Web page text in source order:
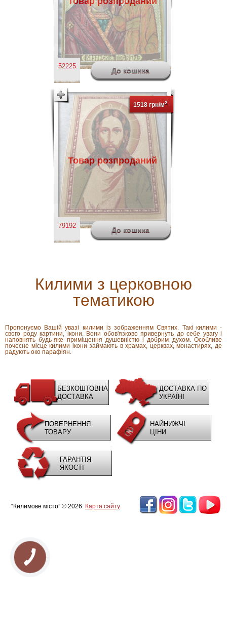
52225
Товар розпроданий
1518 грн/м2
79192
Килими з церковною
тематикою
Пропонуємо Вашій увазі килими із зображенням Святих. Такі килими -
свого роду картини, ікони. Вони обов'язково привернуть до себе увагу і
наповнять будь-яке приміщення душевністю і добрим духом. Особливе
почесне місце килими ікони займають в храмах, церквах, монастирях, де
радують око парафіян.
БЕЗКОШТОВНА
ДОСТАВКА
ДОСТАВКА ПО
УКРАЇНІ
ПОВЕРНЕННЯ
ТОВАРУ
НАЙНИЖЧІ
ЦІНИ
ГАРАНТІЯ
ЯКОСТІ
“Килимове місто” © 2026. Карта сайту